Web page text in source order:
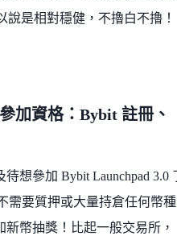
說是相對穩健，不擼白不擼！
加資格：Bybit 註冊、
想參加 Bybit Launchpad 3.0
需要質押或大量持倉任何幣
幣抽獎！比起一般交易所，